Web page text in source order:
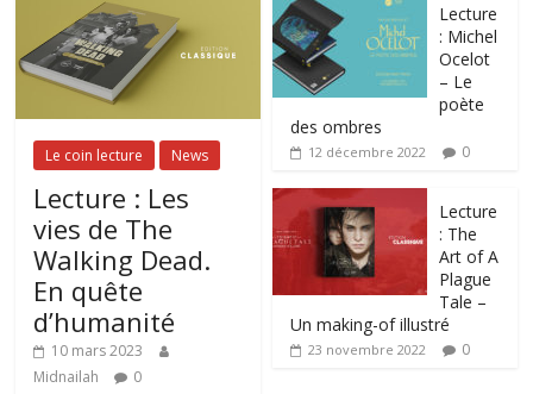
Le coin lecture News
Lecture : Les
vies de The
Walking Dead.
En quête
d’humanité
10 mars 2023
Midnailah
0
Lecture
: Michel
Ocelot
– Le
poète
des ombres
12 décembre 2022 0
Lecture
: The
Art of A
Plague
Tale –
Un making-of illustré
23 novembre 2022 0